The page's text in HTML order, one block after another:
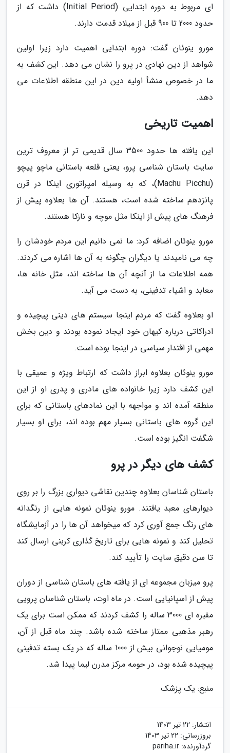
ای مربوط به دوره ابتدایی (Initial Period) داشت که از
حدود 2000 تا 900 قبل از میلاد قدمت دارند.
مورو ینوئان گفت: دوره ابتدایی اهمیت دارد زیرا اولین
شواهد از دین نهادی در پرو را نشان می دهد. این کشف به
ما در خصوص منشأ اولیه دین در این منطقه اطلاعات می
دهد.
اهمیت تاریخی
این یافته ها حدود 3500 سال قدیمی تر از معروف ترین
سایت باستان شناسی پرو، یعنی قلعه باستانی ماچو پیچو
(Machu Picchu)، که به وسیله امپراتوری اینکا در قرن
پانزدهم ساخته شده است، هستند. آن ها بعلاوه پیش از
فرهنگ های پیش از اینکا مثل موچه و نازکا هستند.
مورو ینوئان اضافه کرد: ما نمی دانیم این مردم خودشان را
چه می نامیدند یا دیگران چگونه به آن ها اشاره می کردند.
همه اطلاعات ما از آنچه آن ها ساخته اند، مثل خانه ها،
معابد و اشیاء تدفینی، به دست می آید.
او بعلاوه گفت که مردم اینجا سیستم های دینی پیچیده و
ادراکاتی درباره کیهان خود ایجاد نموده بودند و دین بخش
مهمی از اقتدار سیاسی در اینجا بوده است.
مورو ینوئان بعلاوه ابراز داشت که ارتباط ویژه و عمیقی با
این کشف دارد زیرا خانواده های مادری و پدری او از این
منطقه آمده اند و مواجهه با این نمادهای باستانی که برای
این گروه های باستانی بسیار مهم بوده اند، برای او بسیار
شگفت انگیز بوده است.
کشف های دیگر در پرو
باستان شناسان بعلاوه چندین نقاشی دیواری بزرگ را بر روی
دیوارهای معبد یافتند. مورو ینوئان نمونه هایی از رنگدانه
های رنگ جمع آوری کرد که میخواهد آن ها را در آزمایشگاه
تحلیل کند و نمونه هایی برای تاریخ گذاری کربنی ارسال کند
تا سن دقیق سایت را تأیید کند.
پرو میزبان مجموعه ای از یافته های باستان شناسی از دوران
پیش از اسپانیایی است. در ماه اوت، باستان شناسان پرویی
مقبره ای 3000 ساله را کشف کردند که ممکن است برای یک
رهبر مذهبی ممتاز ساخته شده باشد. چند ماه قبل از آن،
مومیایی نوجوانی بیش از 1000 ساله که در یک بسته تدفینی
پیچیده شده بود، در حومه مرکز مدرن لیما پیدا شد.
منبع: یک پزشک
انتشار: 22 تیر 1403
بروزرسانی: 22 تیر 1403
گردآورنده: pariha.ir